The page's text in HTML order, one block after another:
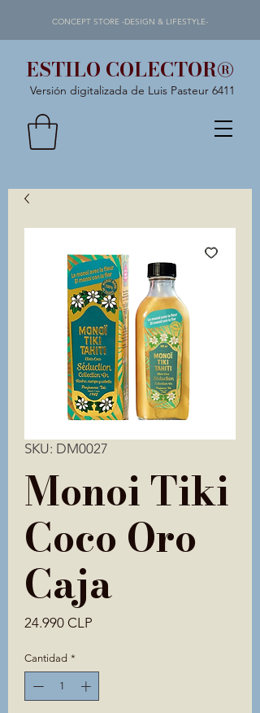
ESTILO COLECTOR®
Versión digitalizada de Luis Pasteur 6411
CONCEPT STORE -DESIGN & LIFESTYLE-
SKU: DM0027
Monoi Tiki
Coco Oro
Caja
24.990 CLP
Cantidad *